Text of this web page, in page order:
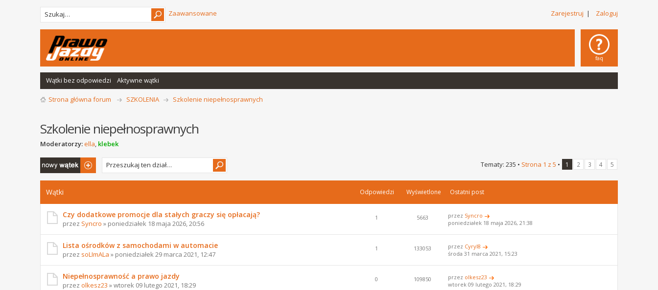
Zarejestruj | Zaloguj
Zaawansowane
faq
Wątki bez odpowiedzi Aktywne wątki
Strona główna forum SZKOLENIA Szkolenie niepełnosprawnych
Szkolenie niepełnosprawnych
Moderatorzy:ella, klebek
Napisz wątek Tematy: 235 • Strona 1 z 5 • 1 2 3 4 5
Wątki Odpowiedzi Wyświetlone Ostatni post
Czy dodatkowe promocje dla stałych graczy się opłacają?
przez Syncro » poniedziałek 18 maja 2026, 20:56
1 5663 przez Syncro
poniedziałek 18 maja 2026, 21:38
Lista ośrodków z samochodami w automacie
przez soLImALa » poniedziałek 29 marca 2021, 12:47
1 133053 przez Cyryl8
środa 31 marca 2021, 15:23
Niepełnosprawność a prawo jazdy
przez olkesz23 » wtorek 09 lutego 2021, 18:29
0 109850 przez olkesz23
wtorek 09 lutego 2021, 18:29